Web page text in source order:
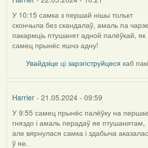
У 10:15 самка з першай нішы толькт
скончыла без скандалаў, амаль па
пакармціь птушанят адной палёўкай, як
самец прынёс яшчэ адну!
Увайдзіце цізарэгіструйцеся каб
Harrier- 21.05.2024 - 09:59
У 9:55 самец прынёс палёўку на першае
гняздо і амаль перадаў яе птушанятам,
але вярнулася самка і здабыча
ў яе.